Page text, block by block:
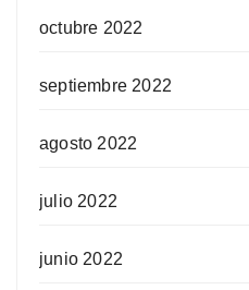
octubre 2022
septiembre 2022
agosto 2022
julio 2022
junio 2022